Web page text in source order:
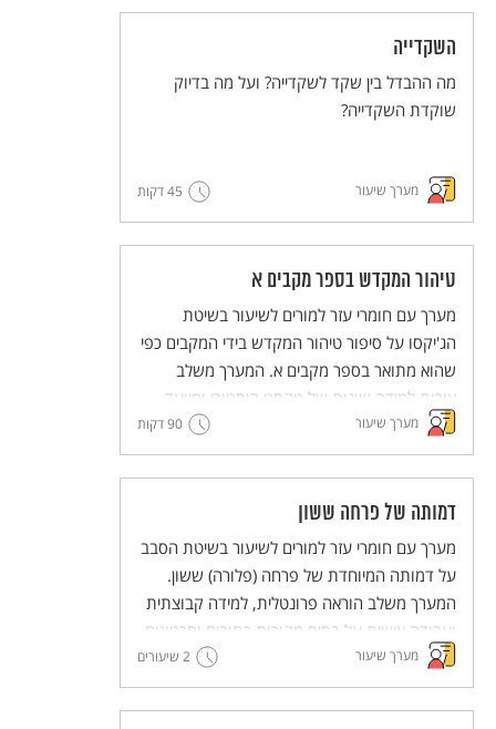
השיטות הללו (פלפ"ל - פעילות פדגוגית לימודית
למורים).
השקדייה
מה ההבדל בין שקד לשקדייה? ועל מה בדיוק
שוקדת השקדייה?
מערך שיעור 45 דקות
טיהור המקדש בספר מקבים א
מערך עם חומרי עזר למורים לשיעור בשיטת
הג'יקסו על סיפור טיהור המקדש בידי המקבים כפי
שהוא מתואר בספר מקבים א. המערך משלב
צורות למידה שונות של טקסט היסטורי ומיועד
לעבודה קבוצתית שבה לכל תלמיד ותלמידה יש
חלק פעיל.
מסדרת מערכי השיעור המדגימים שיטות הוראה
חדשניות והמלוות יחידות ללימוד עצמי של
השיטות הללו (פלפ"ל - פעילות פדגוגית לימודית
למורים)
מערך שיעור 90 דקות
דמותה של פרחה ששון
מערך עם חומרי עזר למורים לשיעור בשיטת הסבב
על דמותה המיוחדת של פרחה (פלורה) ששון.
המערך משלב הוראה פרונטלית, למידה קבוצתית
ועבודה אישית על בסיס מקורות כתובים וסרטונים.
מסדרת מערכי השיעור המדגימים שיטות הוראה
חדשניות והמלוות יחידות ללימוד עצמי של
השיטות הללו (פלפ"ל - פעילות פדגוגית לימודית
מערך שיעור 2 שיעורים